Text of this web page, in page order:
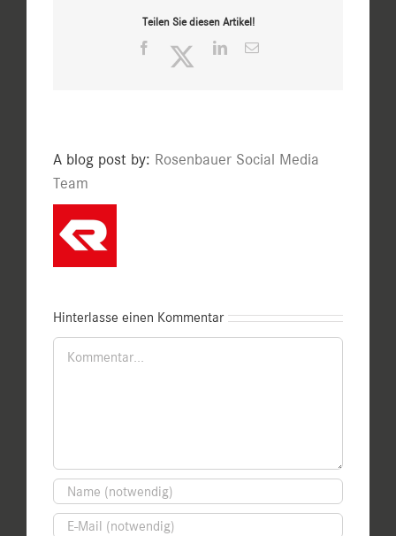
Teilen Sie diesen Artikel!
Facebook TwitterLinkedIn
E-
A blog post by: Rosenbauer Social Media
Team
Hinterlasse einen Kommentar
Kommentar